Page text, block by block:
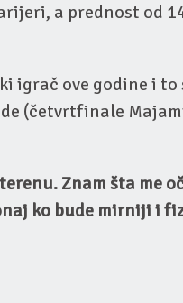
a prednost od
igrač ove godine i
(četvrtfinale
Znam šta me
ko bude mirniji i